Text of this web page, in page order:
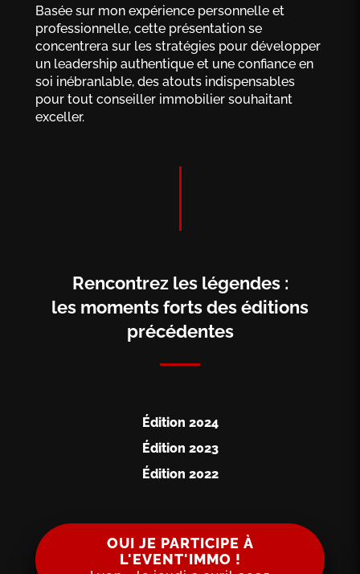
Basée sur mon expérience personnelle et
professionnelle, cette présentation se
concentrera sur les stratégies pour développer
un leadership authentique et une confiance en
soi inébranlable, des atouts indispensables
pour tout conseiller immobilier souhaitant
exceller.
Rencontrez les légendes :
les moments forts des éditions
précédentes
Édition 2024
Édition 2023
Édition 2022
OUI JE PARTICIPE À
L'EVENT'IMMO !